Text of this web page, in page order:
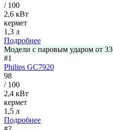
/ 100
2,6 кВт
кермет
1,3 л
Подробнее
Модели с паровым ударом от
#1
Philips GC7920
98
/ 100
2,4 кВт
кермет
1,5 л
Подробнее